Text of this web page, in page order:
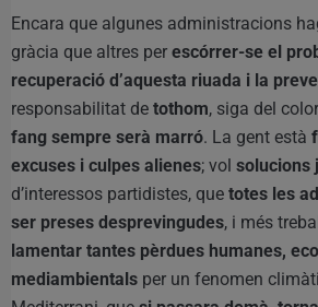
Encara que algunes administracions
gràcia que altres per escórrer-se el
recuperació d’aquesta riuada i la
responsabilitat de tothom, siga del
fang sempre serà marró. La gent està
excuses i culpes alienes; vol solucions
d’interessos partidistes, que totes les
ser preses desprevingudes, i més
lamentar tantes pèrdues humanes,
mediambientals per un fenomen